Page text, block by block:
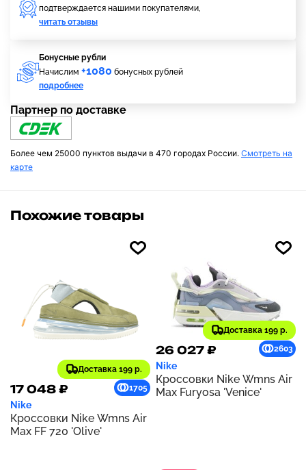
подтверждается нашими покупателями,
читать отзывы
Бонусные рубли
Начислим +1080 бонусных рублей
подробнее
Партнер по доставке
Более чем 25000 пунктов выдачи в 470 городах России. Смотреть на
карте
Похожие товары
Доставка 199 р.
17 048 ₽ 1705
Nike
Кроссовки Nike Wmns Air
Max FF 720 'Olive'
Доставка 199 р.
26 027 ₽ 2603
Nike
Кроссовки Nike Wmns Air
Max Furyosa 'Venice'